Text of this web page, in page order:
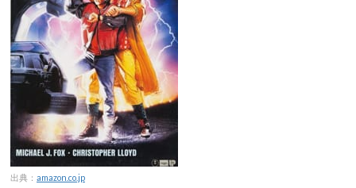
出典： amazon.co.jp